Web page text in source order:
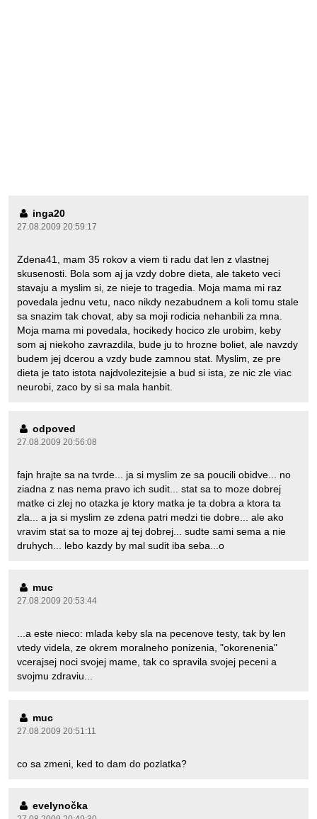
inga20
27.08.2009 20:59:17
Zdena41, mam 35 rokov a viem ti radu dat len z vlastnej
skusenosti. Bola som aj ja vzdy dobre dieta, ale taketo veci
stavaju a myslim si, ze nieje to tragedia. Moja mama mi raz
povedala jednu vetu, naco nikdy nezabudnem a koli tomu stale
sa snazim tak chovat, aby sa moji rodicia nehanbili za mna.
Moja mama mi povedala, hocikedy hocico zle urobim, keby
som aj niekoho zavrazdila, bude ju to hrozne boliet, ale navzdy
budem jej dcerou a vzdy bude zamnou stat. Myslim, ze pre
dieta je tato istota najdvolezitejsie a bud si ista, ze nic zle viac
neurobi, zaco by si sa mala hanbit.
odpoved
27.08.2009 20:56:08
fajn hrajte sa na tvrde... ja si myslim ze sa poucili obidve... no
ziadna z nas nema pravo ich sudit... stat sa to moze dobrej
matke ci zlej no otazka je ktory matka je ta dobra a ktora ta
zla... a ja si myslim ze zdena patri medzi tie dobre... ale ako
vravim stat sa to moze aj tej dobrej... sudte sami sema a nie
druhych... lebo kazdy by mal sudit iba seba...o
muc
27.08.2009 20:53:44
...a este nieco: mlada keby sla na pecenove testy, tak by len
vtedy videla, ze okrem moralneho ponizenia, "okorenenia"
vcerajsej noci svojej mame, tak co spravila svojej peceni a
svojmu zdraviu...
muc
27.08.2009 20:51:11
co sa zmeni, ked to dam do pozlatka?
evelynočka